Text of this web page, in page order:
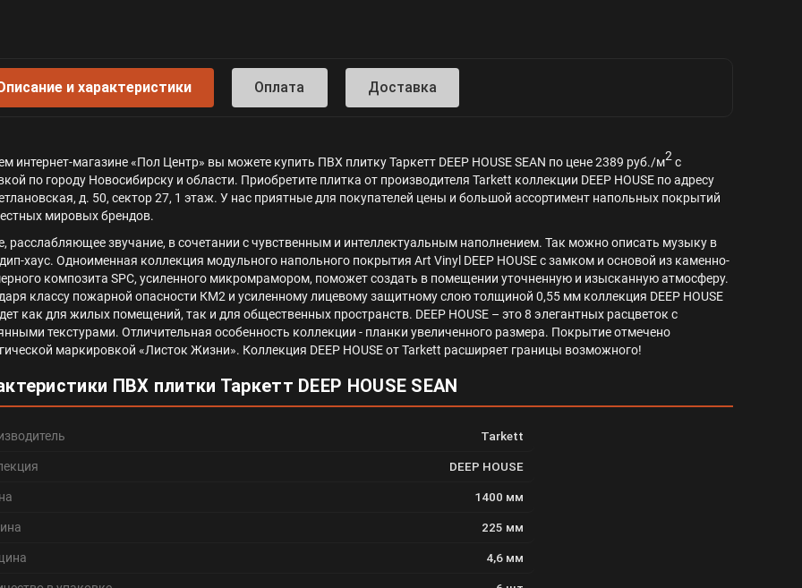
и характеристики Оплата Доставка
интернет-магазине «Пол Центр» вы можете купить ПВХ плитку Таркетт DEEP HOUSE SEAN по цене 2389 руб./м2с
по городу Новосибирску и области. Приобретите плитка от производителя Tarkett коллекции DEEP HOUSE по адресу
д. 50, сектор 27, 1 этаж. У нас приятные для покупателей цены и большой ассортимент напольных покрытий
мировых брендов.
расслабляющее звучание, в сочетании с чувственным и интеллектуальным наполнением. Так можно описать музыку в
хаус. Одноименная коллекция модульного напольного покрытия Art Vinyl DEEP HOUSE с замком и основой из каменно-
композита SPC, усиленного микромрамором, поможет создать в помещении уточненную и изысканную атмосферу.
классу пожарной опасности КМ2 и усиленному лицевому защитному слою толщиной 0,55 мм коллекция DEEP HOUSE
как для жилых помещений, так и для общественных пространств. DEEP HOUSE – это 8 элегантных расцветок с
текстурами. Отличительная особенность коллекции - планки увеличенного размера. Покрытие отмечено
маркировкой «Листок Жизни». Коллекция DEEP HOUSE от Tarkett расширяет границы возможного!
ПВХ плитки Таркетт DEEP HOUSE SEAN
Tarkett
DEEP HOUSE
1400 мм
225 мм
4,6 мм